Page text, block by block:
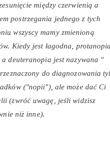
między czerwienią a
postrzegania jednego z tych
wszyscy mamy zmienioną
Kiedy jest łagodna,
a deuteranopia jest nazywana "
do diagnozowania
("nopii"), ale może dać Ci
(zwróć uwagę, jeśli widzisz
niż inne).